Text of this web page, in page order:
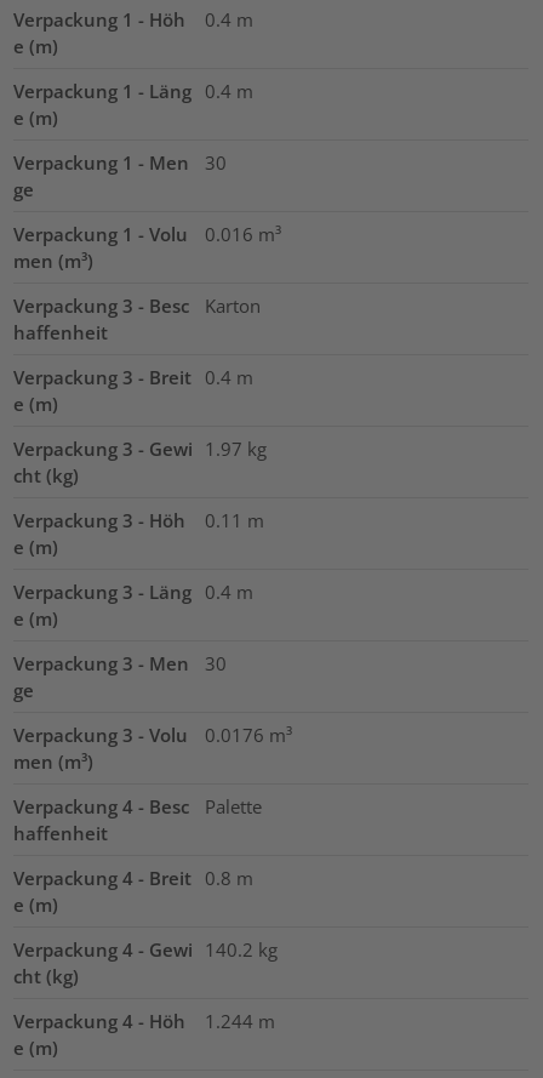
Verpackung 1 - Höh
e (m)
0.4 m
Verpackung 1 - Läng
e (m)
0.4 m
Verpackung 1 - Men
ge
30
Verpackung 1 - Volu
men (m³)
0.016 m³
Verpackung 3 - Besc
haffenheit
Karton
Verpackung 3 - Breit
e (m)
0.4 m
Verpackung 3 - Gewi
cht (kg)
1.97 kg
Verpackung 3 - Höh
e (m)
0.11 m
Verpackung 3 - Läng
e (m)
0.4 m
Verpackung 3 - Men
ge
30
Verpackung 3 - Volu
men (m³)
0.0176 m³
Verpackung 4 - Besc
haffenheit
Palette
Verpackung 4 - Breit
e (m)
0.8 m
Verpackung 4 - Gewi
cht (kg)
140.2 kg
Verpackung 4 - Höh
e (m)
1.244 m